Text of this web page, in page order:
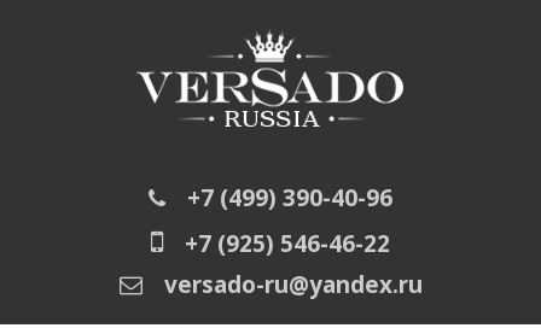
+7 (499) 390-40-96
+7 (925) 546-46-22
versado-ru@yandex.ru